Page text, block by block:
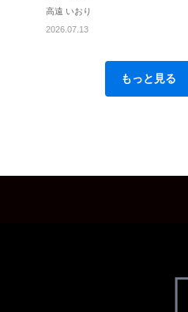
高遠 いおり
2026.07.13
もっと見る